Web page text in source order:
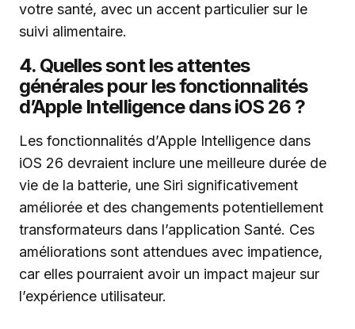
votre santé, avec un accent particulier sur le
suivi alimentaire.
4. Quelles sont les attentes
générales pour les fonctionnalités
d’Apple Intelligence dans iOS 26 ?
Les fonctionnalités d’Apple Intelligence dans
iOS 26 devraient inclure une meilleure durée de
vie de la batterie, une Siri significativement
améliorée et des changements potentiellement
transformateurs dans l’application Santé. Ces
améliorations sont attendues avec impatience,
car elles pourraient avoir un impact majeur sur
l’expérience utilisateur.